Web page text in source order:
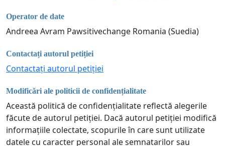
Operator de date
Andreea Avram Pawsitivechange Romania (Suedia)
Contactați autorul petiției
Contactați autorul petiției
Modificări ale politicii de confidențialitate
Această politică de confidențialitate reflectă alegerile
făcute de autorul petiției. Dacă autorul petiției modifică
informațiile colectate, scopurile în care sunt utilizate
datele cu caracter personal ale semnatarilor sau